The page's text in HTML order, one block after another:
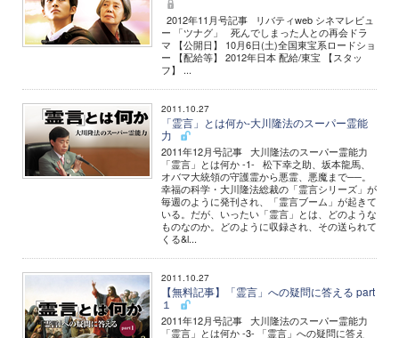
2012年11月号記事 リバティweb シネマレビュ
ー 「ツナグ」 死んでしまった人との再会ドラ
マ 【公開日】 10月6日(土)全国東宝系ロードショ
ー 【配給等】 2012年日本 配給/東宝 【スタッ
フ】 ...
2011.10.27
「霊言」とは何か-大川隆法のスーパー霊能
力
2011年12月号記事 大川隆法のスーパー霊能力
「霊言」とは何か -1- 松下幸之助、坂本龍馬、
オバマ大統領の守護霊から悪霊、悪魔まで──。
幸福の科学・大川隆法総裁の「霊言シリーズ」が
毎週のように発刊され、「霊言ブーム」が起きて
いる。だが、いったい「霊言」とは、どのような
ものなのか。どのように収録され、その送られて
くる&l...
2011.10.27
【無料記事】「霊言」への疑問に答える part
１
2011年12月号記事 大川隆法のスーパー霊能力
「霊言」とは何か -3- 「霊言」への疑問に答え